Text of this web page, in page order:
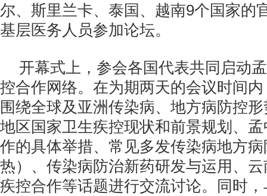
尔、斯里兰卡、泰国、越南9个国家的
基层医务人员参加论坛。
开幕式上，参会各国代表共同启动
控合作网络。在为期两天的会议时间
围绕全球及亚洲传染病、地方病防控
地区国家卫生疾控现状和前景规划、
作的具体举措、常见多发传染病地方
热）、传染病防治新药研发与运用、
疾控合作等话题进行交流讨论。同时